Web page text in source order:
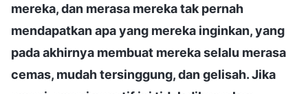
mereka, dan merasa mereka tak pernah
mendapatkan apa yang mereka inginkan, yang
pada akhirnya membuat mereka selalu merasa
cemas, mudah tersinggung, dan gelisah. Jika